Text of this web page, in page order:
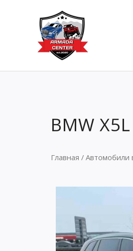
содержимому
BMW
Главная / Автомобили